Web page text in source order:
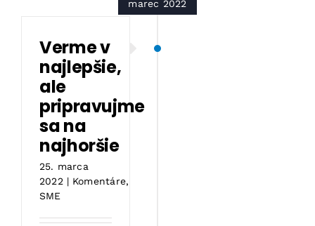
marec 2022
Verme v
najlepšie,
ale
pripravujme
sa na
najhoršie
25. marca
2022 | Komentáre,
SME